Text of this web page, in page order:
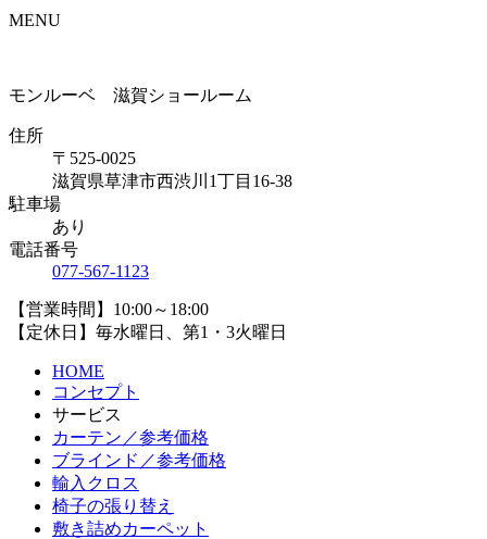
MENU
モンルーベ 滋賀ショールーム
住所
〒525-0025
滋賀県草津市西渋川1丁目16-38
駐車場
あり
電話番号
077-567-1123
【営業時間】10:00～18:00
【定休日】毎水曜日、第1・3火曜日
HOME
コンセプト
サービス
カーテン／参考価格
ブラインド／参考価格
輸入クロス
椅子の張り替え
敷き詰めカーペット